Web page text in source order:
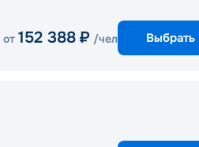
от 152 388 ₽ /чел Выбрать